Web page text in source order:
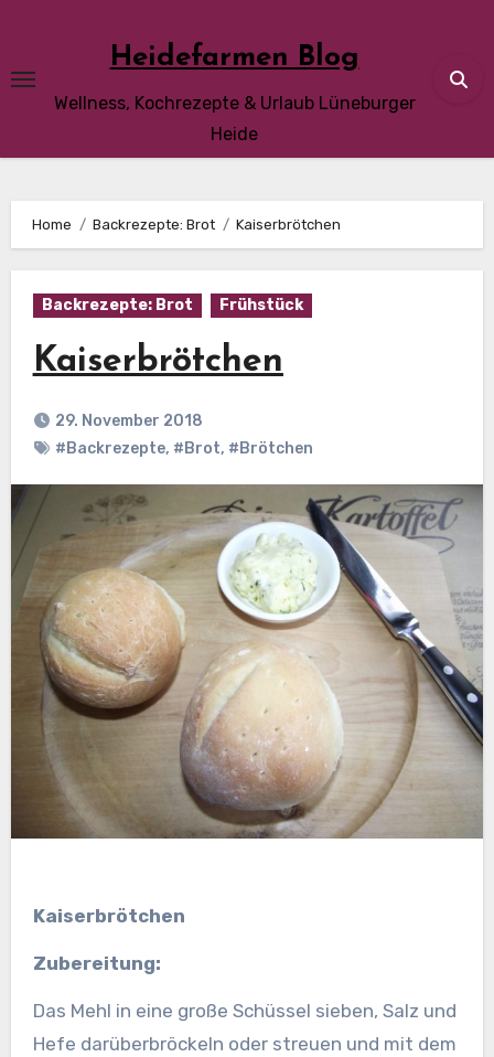
content
Heidefarmen Blog
Wellness, Kochrezepte & Urlaub Lüneburger
Heide
Home Backrezepte: Brot Kaiserbrötchen
Backrezepte: Brot Frühstück
Kaiserbrötchen
29. November 2018
#Backrezepte, #Brot, #Brötchen
Kaiserbrötchen
Zubereitung:
Das Mehl in eine große Schüssel sieben, Salz und
Hefe darüberbröckeln oder streuen und mit dem